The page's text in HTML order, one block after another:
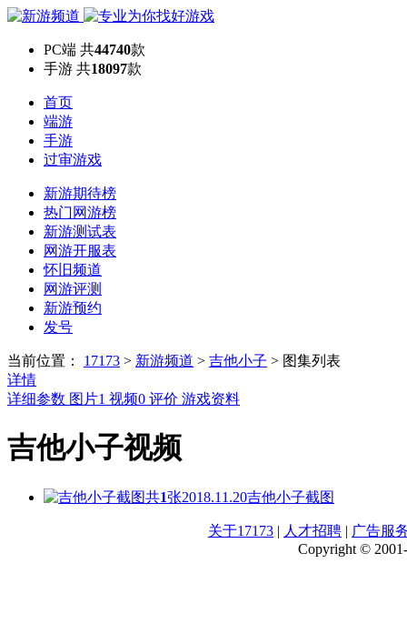
PC端 共44740款
手游 共18097款
首页
端游
手游
过审游戏
新游期待榜
热门网游榜
新游测试表
网游开服表
怀旧频道
网游评测
新游预约
发号
当前位置： 17173 > 新游频道 > 吉他小子 > 图集列表
详情
详细参数 图片1 视频0 评价 游戏资料
吉他小子视频
共1张2018.11.20吉他小子截图
关于17173 | 人才招聘 | 广告服
Copyright ©